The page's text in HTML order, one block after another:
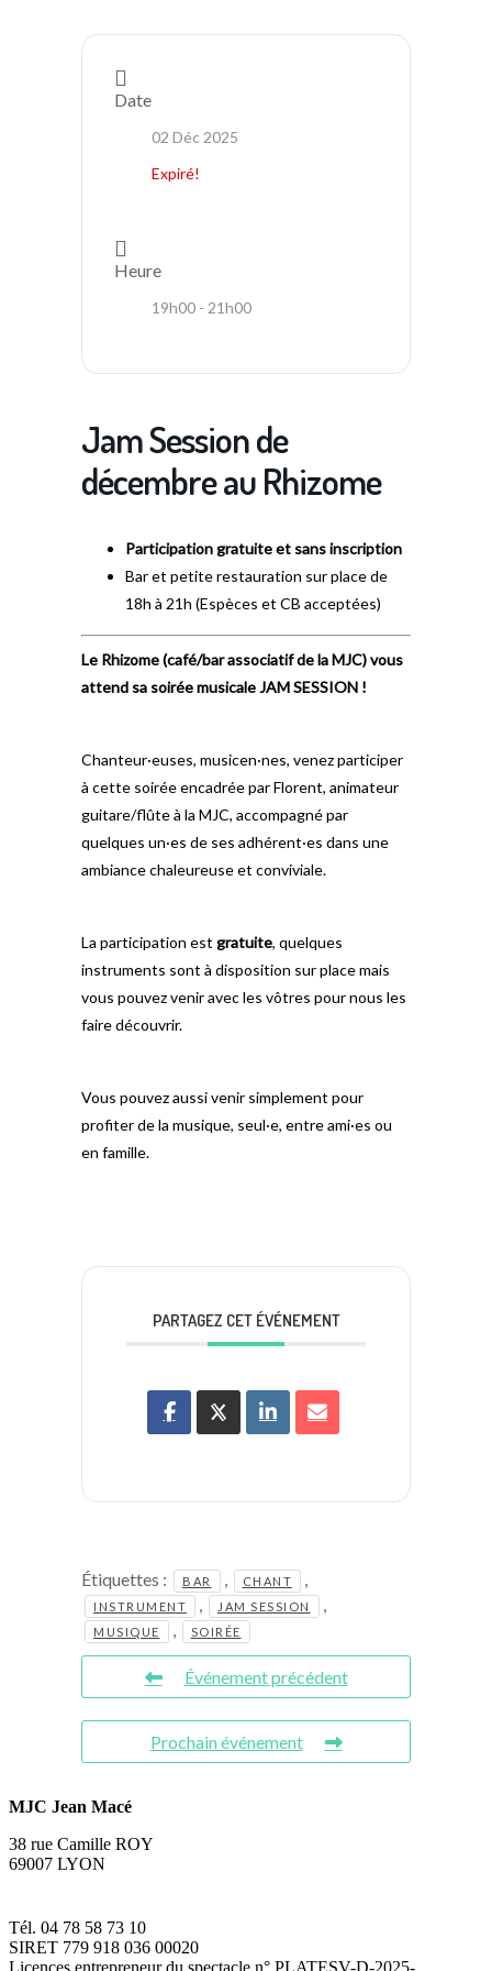
Date
02 Déc 2025
Expiré!
Heure
19h00 - 21h00
Jam Session de
décembre au Rhizome
Participation gratuite et sans inscription
Bar et petite restauration sur place de
18h à 21h (Espèces et CB acceptées)
Le Rhizome (café/bar associatif de la MJC) vous
attend sa soirée musicale JAM SESSION !
Chanteur·euses, musicen·nes, venez participer
à cette soirée encadrée par Florent, animateur
guitare/flûte à la MJC, accompagné par
quelques un·es de ses adhérent·es dans une
ambiance chaleureuse et conviviale.
La participation est gratuite, quelques
instruments sont à disposition sur place mais
vous pouvez venir avec les vôtres pour nous les
faire découvrir.
Vous pouvez aussi venir simplement pour
profiter de la musique, seul·e, entre ami·es ou
en famille.
PARTAGEZ CET ÉVÉNEMENT
Étiquettes : BAR , CHANT ,
INSTRUMENT , JAM SESSION ,
MUSIQUE , SOIRÉE
Événement précédent
Prochain événement
MJC Jean Macé
38 rue Camille ROY
69007 LYON
Tél. 04 78 58 73 10
SIRET 779 918 036 00020